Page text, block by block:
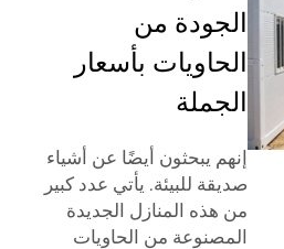
الجودة من
الحاويات بأسعار
الجملة
إنهم يبحثون أيضًا عن أشياء
صديقة للبيئة. يأتي عدد كبير
من هذه المنازل الجديدة
المصنوعة من الحاويات